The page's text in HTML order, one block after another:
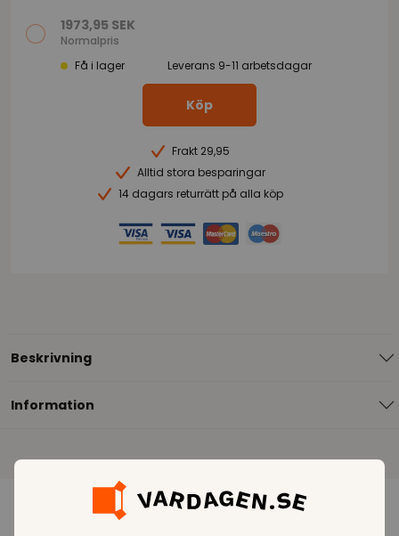
1973,95 SEK
Normalpris
Få i lager
Leverans 9-11 arbetsdagar
Köp
Frakt 29,95
Alltid stora besparingar
14 dagars returrätt på alla köp
Beskrivning
Information